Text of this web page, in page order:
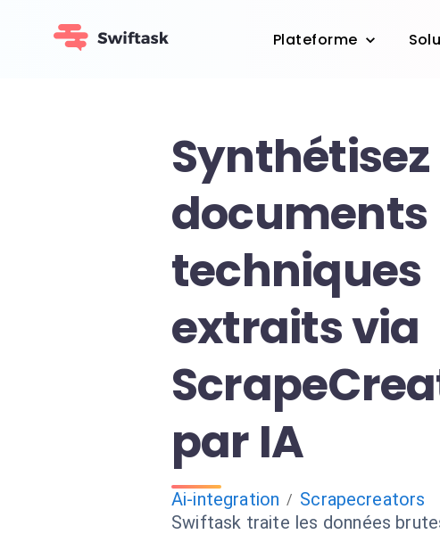
Plateforme
Synthétisez
documents
techniques
extraits via
par IA
Ai-integration / Scrapecreators
Swiftask traite les données